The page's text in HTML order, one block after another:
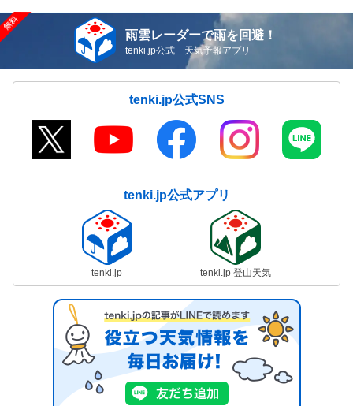
雨雲レーダーで雨を回避！
tenki.jp公式 天気予報アプリ
tenki.jp公式SNS
tenki.jp公式アプリ
tenki.jp tenki.jp 登山天気